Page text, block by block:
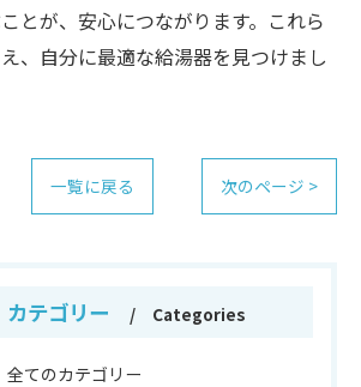
とが、安心につながります。これら
、自分に最適な給湯器を見つけまし
一覧に戻る 次のページ >
カテゴリー Categories
全てのカテゴリー